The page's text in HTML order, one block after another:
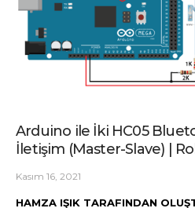
Arduino ile İki HC05
İletişim (Master-Slave) |
Kasım 16, 2021
HAMZA IŞIK TARAFINDAN